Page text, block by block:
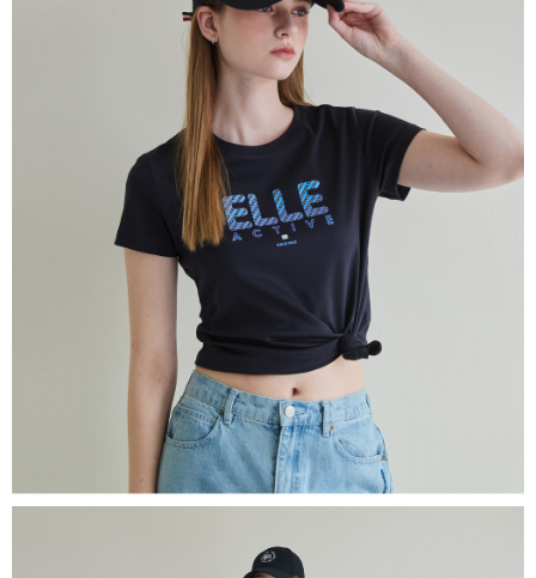
每筆NT$60，滿NT$1,500(含以上)免運費
每筆NT$90，滿NT$1,500(含以上)免運費
每筆NT$225，滿NT$1,500(含以上)免運費